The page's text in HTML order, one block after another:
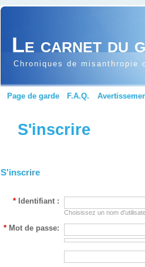
Le carnet du
Chroniques de misanthropie
Page de garde F.A.Q.
S'inscrire
S'inscrire
* Identifiant :
Choisissez un nom
* Mot de passe: